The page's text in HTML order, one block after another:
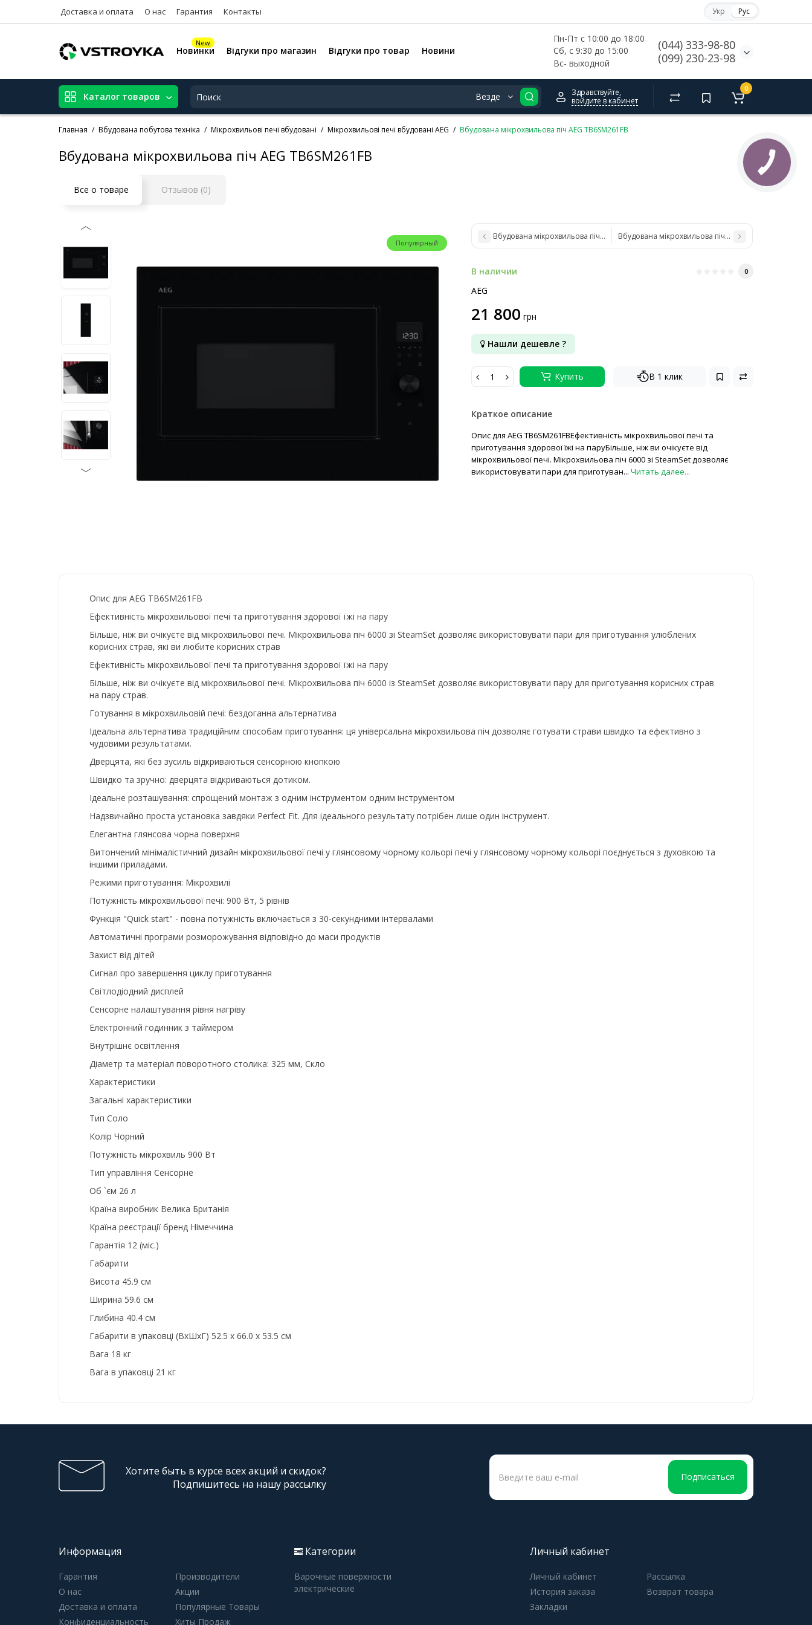
Доставка и оплата О нас Гарантия Контакты Укр Рус
Пн-Пт с 10:00 до 18:00
Сб, с 9:30 до 15:00
Вс- выходной
(044) 333-98-80
(099) 230-23-98
New
Новинки Відгуки про магазин Відгуки про товар Новини
Каталог товаров Везде
Здравствуйте,
войдите в кабинет
0
Главная Вбудована побутова техніка Мікрохвильові печі вбудовані Мікрохвильові печі вбудовані AEG Вбудована мікрохвильова піч AEG TB6SM261FB
Вбудована мікрохвильова піч AEG TB6SM261FB
Все о товаре Отзывов (0)
Популярный
Вбудована мікрохвильова піч AEG MBB1756SEBВбудована мікрохвильова піч AEG OS5MG20EB
В наличии 0
AEG
21 800 грн
Нашли дешевле ?
Купить В 1 клик
Краткое описание
Опис для AEG TB6SM261FBЕфективність мікрохвильової печі та
приготування здорової їжі на паруБільше, ніж ви очікуєте від
мікрохвильової печі. Мікрохвильова піч 6000 зі SteamSet дозволяє
використовувати пари для приготуван... Читать далее...
Опис для AEG TB6SM261FB
Ефективність мікрохвильової печі та приготування здорової їжі на пару
Більше, ніж ви очікуєте від мікрохвильової печі. Мікрохвильова піч 6000 зі SteamSet дозволяє використовувати пари для приготування улюблених
корисних страв, які ви любите корисних страв
Ефективність мікрохвильової печі та приготування здорової їжі на пару
Більше, ніж ви очікуєте від мікрохвильової печі. Мікрохвильова піч 6000 із SteamSet дозволяє використовувати пару для приготування корисних страв
на пару страв.
Готування в мікрохвильовій печі: бездоганна альтернатива
Ідеальна альтернатива традиційним способам приготування: ця універсальна мікрохвильова піч дозволяє готувати страви швидко та ефективно з
чудовими результатами.
Дверцята, які без зусиль відкриваються сенсорною кнопкою
Швидко та зручно: дверцята відкриваються дотиком.
Ідеальне розташування: спрощений монтаж з одним інструментом одним інструментом
Надзвичайно проста установка завдяки Perfect Fit. Для ідеального результату потрібен лише один інструмент.
Елегантна глянсова чорна поверхня
Витончений мінімалістичний дизайн мікрохвильової печі у глянсовому чорному кольорі печі у глянсовому чорному кольорі поєднується з духовкою та
іншими приладами.
Режими приготування: Мікрохвилі
Потужність мікрохвильової печі: 900 Вт, 5 рівнів
Функція "Quick start" - повна потужність включається з 30-секундними інтервалами
Автоматичні програми розморожування відповідно до маси продуктів
Захист від дітей
Сигнал про завершення циклу приготування
Світлодіодний дисплей
Сенсорне налаштування рівня нагріву
Електронний годинник з таймером
Внутрішнє освітлення
Діаметр та матеріал поворотного столика: 325 мм, Скло
Характеристики
Загальні характеристики
Тип Соло
Колір Чорний
Потужність мікрохвиль 900 Вт
Тип управління Сенсорне
Об `єм 26 л
Країна виробник Велика Британія
Країна реєстрації бренд Німеччина
Гарантія 12 (міс.)
Габарити
Висота 45.9 см
Ширина 59.6 см
Глибина 40.4 см
Габарити в упаковці (ВxШxГ) 52.5 x 66.0 x 53.5 см
Вага 18 кг
Вага в упаковці 21 кг
Хотите быть в курсе всех акций и скидок?
Подпишитесь на нашу рассылку
Подписаться
Информация
Гарантия
О нас
Доставка и оплата
Конфиденциальность
Производители
Акции
Популярные Товары
Хиты Продаж
Категории
Варочные поверхности
электрические
Личный кабинет
Личный кабинет
История заказа
Закладки
Рассылка
Возврат товара